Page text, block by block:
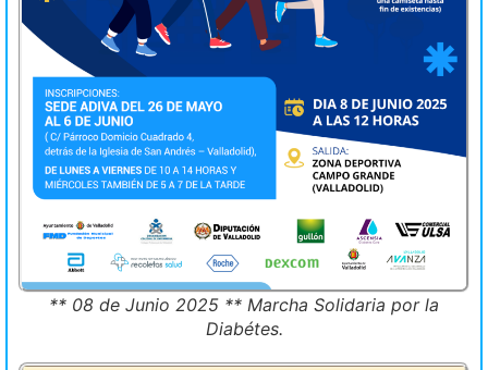
** 08 de Junio 2025 ** Marcha Solidaria por la
Diabétes.